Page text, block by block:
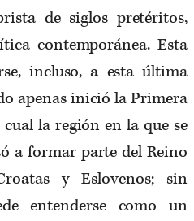
de siglos pretéritos,
contemporánea. Esta
incluso, a esta última
apenas inició la Primera
la región en la que se
a formar parte del Reino
y Eslovenos; sin
entenderse como un